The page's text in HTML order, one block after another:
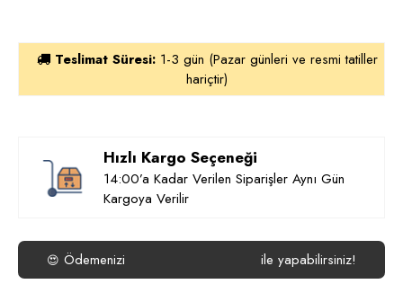
Teslimat Süresi: 1-3 gün (Pazar günleri ve resmi tatiller
hariçtir)
Hızlı Kargo Seçeneği
14:00’a Kadar Verilen Siparişler Aynı Gün
Kargoya Verilir
😍Ödemenizi ile yapabilirsiniz!